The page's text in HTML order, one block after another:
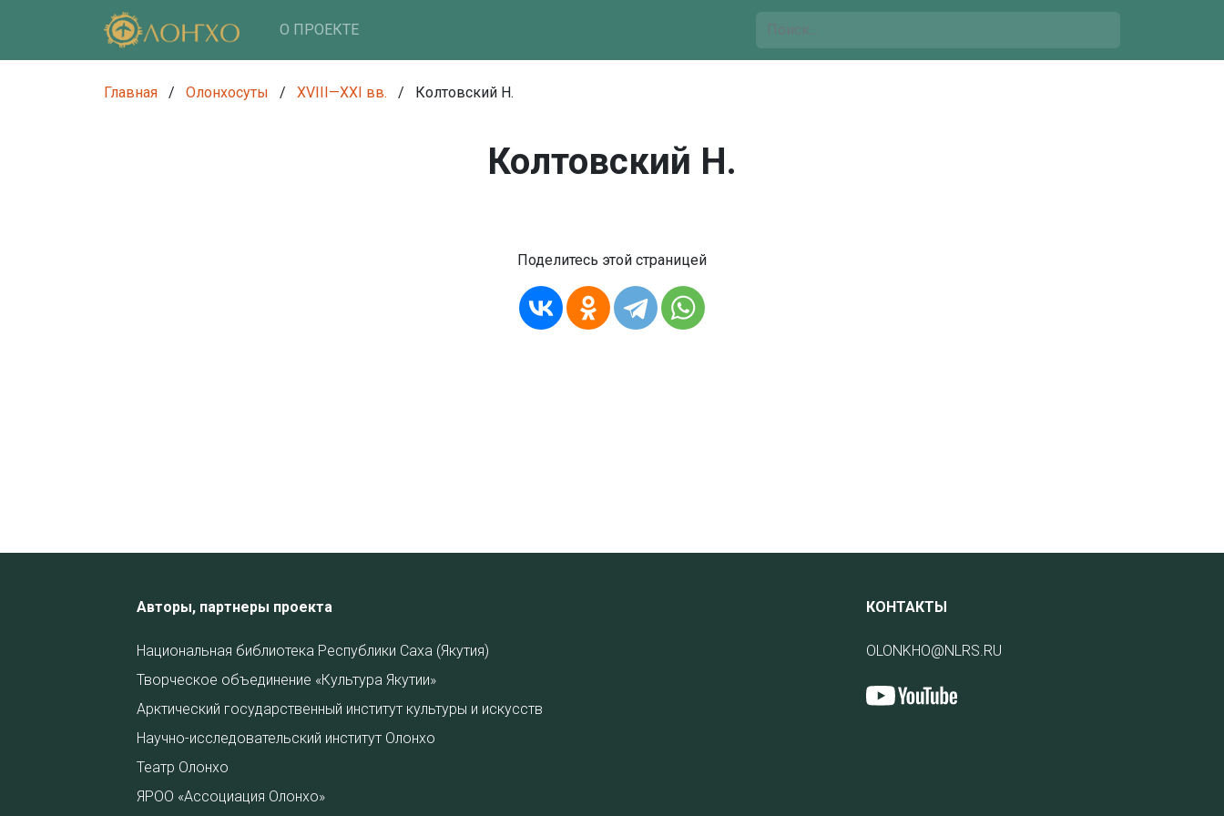
О ПРОЕКТЕ
Главная / Олонхосуты / XVIII—XXI вв. / Колтовский Н.
Колтовский Н.
Поделитесь этой страницей
Авторы, партнеры проекта
Национальная библиотека Республики Саха (Якутия)
Творческое объединение «Культура Якутии»
Арктический государственный институт культуры и искусств
Научно-исследовательский институт Олонхо
Театр Олонхо
ЯРОО «Ассоциация Олонхо»
КОНТАКТЫ
OLONKHO@NLRS.RU